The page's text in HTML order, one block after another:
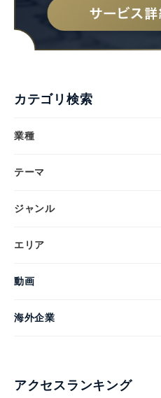
カテゴリ検索
業種
テーマ
ジャンル
エリア
動画
海外企業
アクセスランキング